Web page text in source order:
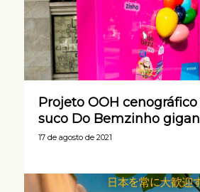
Projeto OOH
suco Do Bemzinho
17 de agosto de 2021